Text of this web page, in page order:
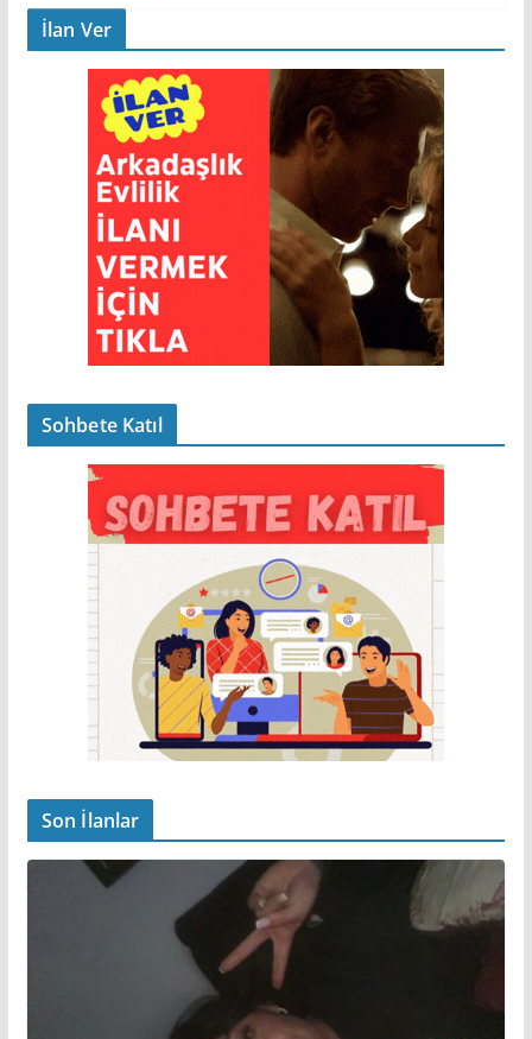
İlan Ver
Sohbete Katıl
Son İlanlar